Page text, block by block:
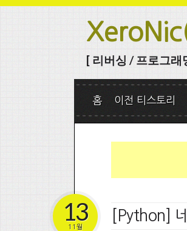
[ 리버싱 / 프로그래
홈 이전 티스토리
[Python]
13
11월